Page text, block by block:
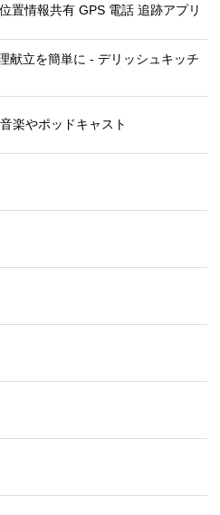
置情報共有 GPS 電話 追跡アプリ
献立を簡単‪に - デリッシュキッチ
楽やポッドキャスト